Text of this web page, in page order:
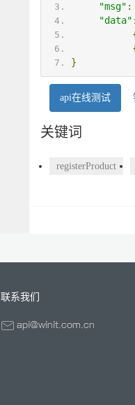
"msg" :
"data"
}
api在线测试
关键词
registerProduct
联系我们